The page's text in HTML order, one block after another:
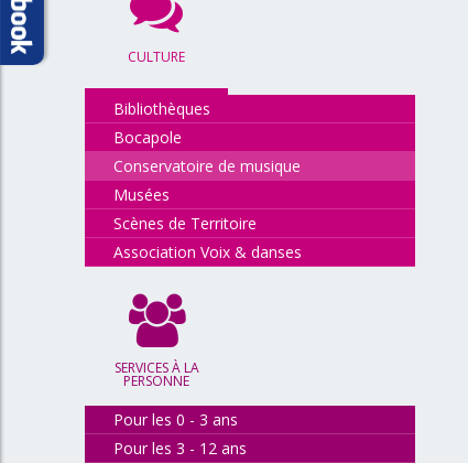
CULTURE
Bibliothèques
Bocapole
Conservatoire de musique
Musées
Scènes de Territoire
Association Voix & danses
SERVICES À LA
PERSONNE
Pour les 0 - 3 ans
Pour les 3 - 12 ans